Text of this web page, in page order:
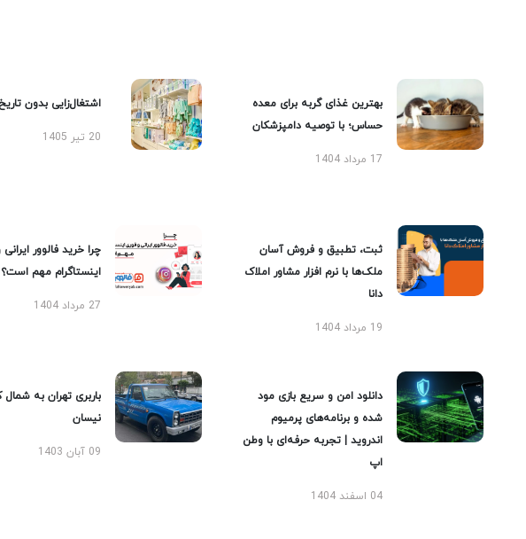
بهترین غذای گربه برای معده
حساس؛ با توصیه دامپزشکان
17 مرداد 1404
اشتغال‌زایی بدون
20 تیر 1405
ثبت، تطبیق و فروش آسان
ملک‌ها با نرم افزار مشاور املاک
دانا
19 مرداد 1404
چرا خرید فالوور
اینستاگرام مهم است؟
27 مرداد 1404
دانلود امن و سریع بازی مود
شده و برنامه‌های پرمیوم
اندروید | تجربه حرفه‌ای با وطن
اپ
04 اسفند 1404
باربری تهران به شمال
نیسان
09 آبان 1403